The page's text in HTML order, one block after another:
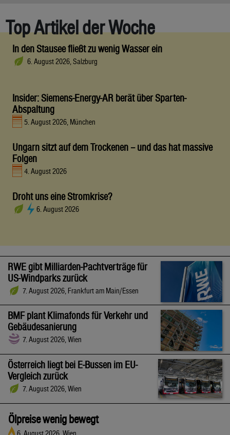
Top Artikel der Woche
In den Stausee fließt zu wenig Wasser ein
6. August 2026, Salzburg
Insider: Siemens-Energy-AR berät über Sparten-
Abspaltung
5. August 2026, München
Ungarn sitzt auf dem Trockenen – und das hat massive
Folgen
4. August 2026
Droht uns eine Stromkrise?
6. August 2026
RWE gibt Milliarden-Pachtverträge für
US-Windparks zurück
7. August 2026, Frankfurt am Main/Essen
BMF plant Klimafonds für Verkehr und
Gebäudesanierung
7. August 2026, Wien
Österreich liegt bei E-Bussen im EU-
Vergleich zurück
7. August 2026, Wien
Ölpreise wenig bewegt